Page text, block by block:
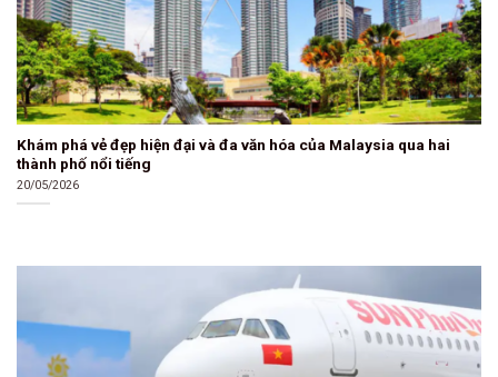
Khám phá vẻ đẹp hiện đại và đa văn hóa của Malaysia qua hai
thành phố nổi tiếng
20/05/2026